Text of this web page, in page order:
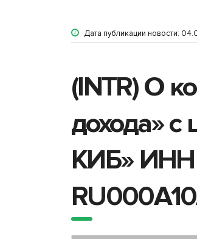
Дата публикации новости:
(INTR) О
дохода»
КИБ» ИНН